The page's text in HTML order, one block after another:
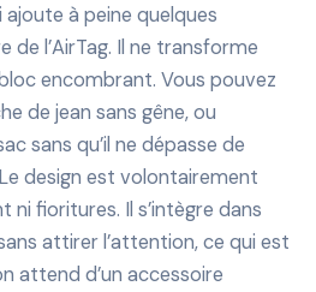
ajoute à peine quelques
de l’AirTag. Il ne transforme
encombrant. Vous pouvez
de jean sans gêne, ou
sans qu’il ne dépasse de
design est volontairement
ni fioritures. Il s’intègre dans
attirer l’attention, ce qui est
attend d’un accessoire